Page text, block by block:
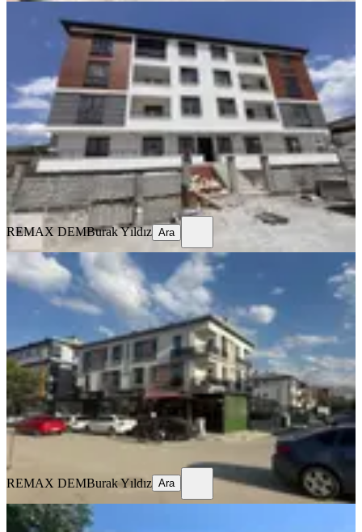
Remax Dem'den Cumhuriyet Mah.
2+1 Kiralık Daire
Merkez, Başbağlar Mahallesi
2+1·90 m²· 1. Kat 19.07.2026
20.000 ₺
REMAX DEMBurak Yıldız
Ara
REMAX DEMBurak Yıldız Ara
MANZARALI
%9
Remax Dem'den Merkezi Konumda
Eşyalı Kiralık 1+1 Daire
Merkez, İnönü Mahallesi
1+1
65 m²·1. Kat·17.07.2026
20.000 ₺ 22.000 ₺
REMAX DEMBurak Yıldız
REMAX DEMBurak Yıldız Ara
MANZARALI